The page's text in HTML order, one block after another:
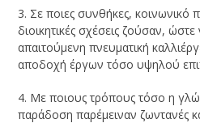
3. Σε ποιες συνθήκες, κοινωνικό
διοικητικές σχέσεις ζούσαν,
απαιτούμενη πνευματική
αποδοχή έργων τόσο υψηλού
4. Με ποιους τρόπους τόσο η
παράδοση παρέμειναν ζωντανές